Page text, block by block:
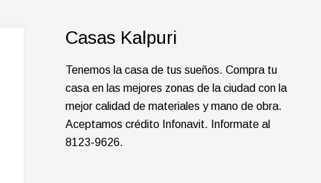
Casas Kalpuri
Tenemos la casa de tus sueños. Compra tu
casa en las mejores zonas de la ciudad con la
mejor calidad de materiales y mano de obra.
Aceptamos crédito Infonavit. Informate al
8123-9626.